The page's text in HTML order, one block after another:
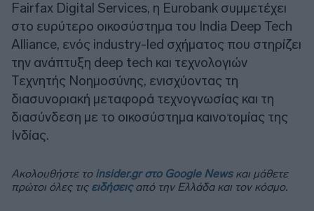
Fairfax Digital Services, η Eurobank συμμετέχει
στο ευρύτερο οικοσύστημα του India Deep Tech
Alliance, ενός industry-led σχήματος που στηρίζει
την ανάπτυξη deep tech και τεχνολογιών
Τεχνητής Νοημοσύνης, ενισχύοντας τη
διασυνοριακή μεταφορά τεχνογνωσίας και τη
διασύνδεση με το οικοσύστημα καινοτομίας της
Ινδίας.
Ακολουθήστε το insider.gr στο Google Newsκαι μάθετε
πρώτοι όλες τις ειδήσειςαπό την Ελλάδα και τον κόσμο.